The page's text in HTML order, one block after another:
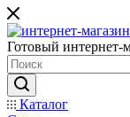
Готовый интернет-
Каталог